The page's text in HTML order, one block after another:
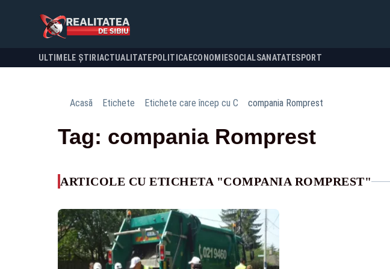
ULTIMELE ȘTIRI ACTUALITATE POLITICA ECONOMIESOCIALSANATATESPORT
Acasă Etichete Etichete care încep cu C compania Romprest
Tag: compania Romprest
ARTICOLE CU ETICHETA "COMPANIA ROMPREST"